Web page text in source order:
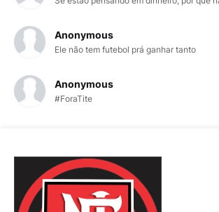
Anonymous
Ele não tem futebol prá ganhar tanto
Anonymous
#ForaTite